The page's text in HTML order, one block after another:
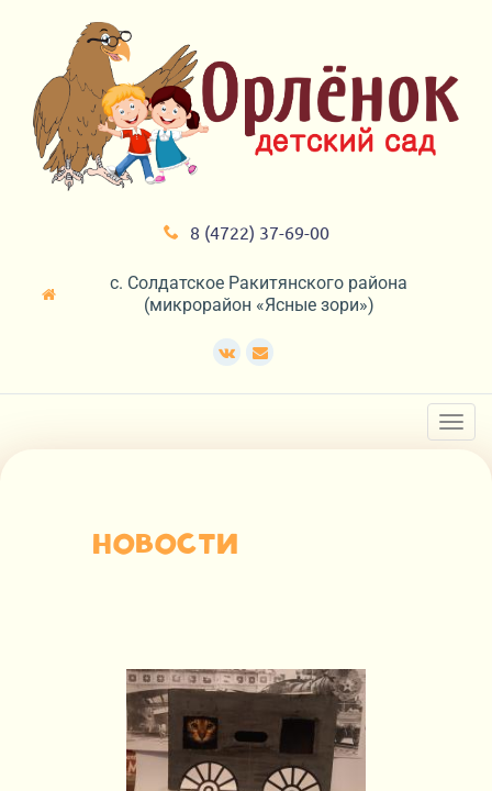
8 (4722) 37-69-00
с. Солдатское Ракитянского района
(микрорайон «Ясные зори»)
Новости